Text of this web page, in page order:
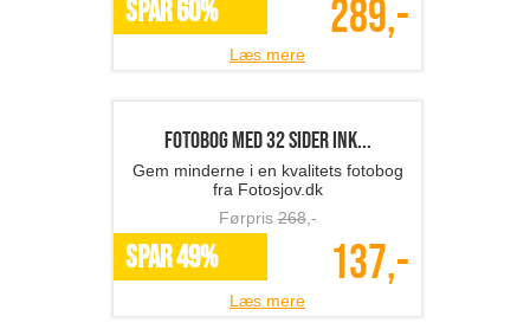
Læs mere
Vinpropper i rustfrit st...
Elegante vinpropper i rustfrit stål!